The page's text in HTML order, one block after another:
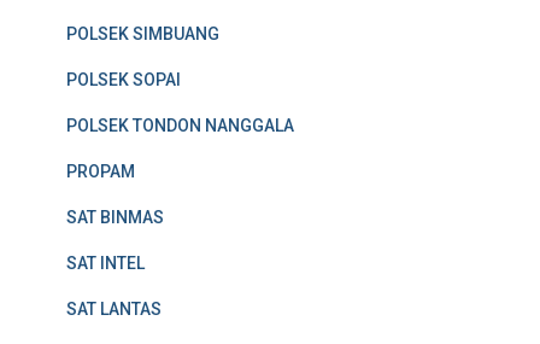
POLSEK SIMBUANG
POLSEK SOPAI
POLSEK TONDON NANGGALA
PROPAM
SAT BINMAS
SAT INTEL
SAT LANTAS